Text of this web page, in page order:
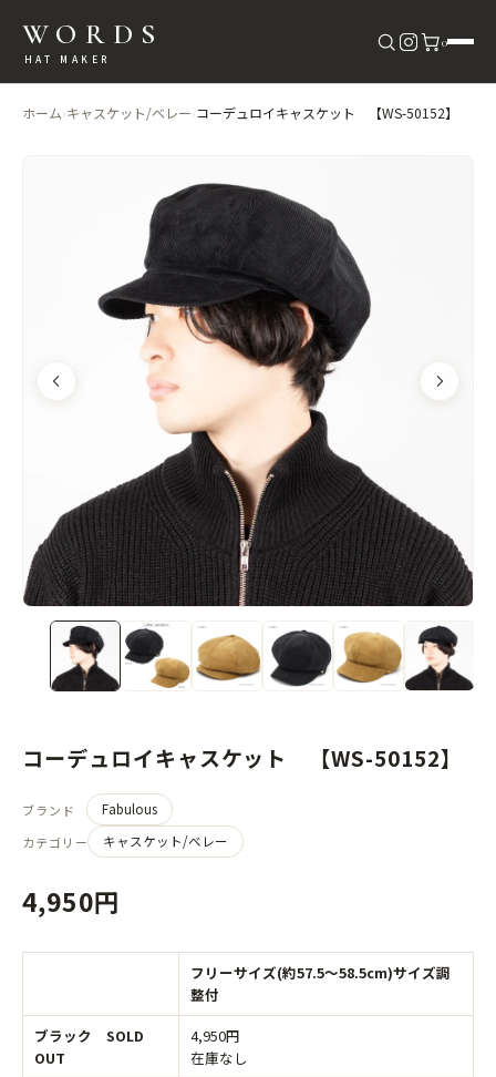
WORDS
HAT MAKER
0
ホーム›キャスケット/ベレー›コーデュロイキャスケット 【WS-50152】
コーデュロイキャスケット 【WS-50152】
ブランド
Fabulous
カテゴリー
キャスケット/ベレー
4,950円
フリーサイズ(約57.5～58.5cm)サイズ調
整付
ブラック SOLD
OUT
4,950円
在庫なし